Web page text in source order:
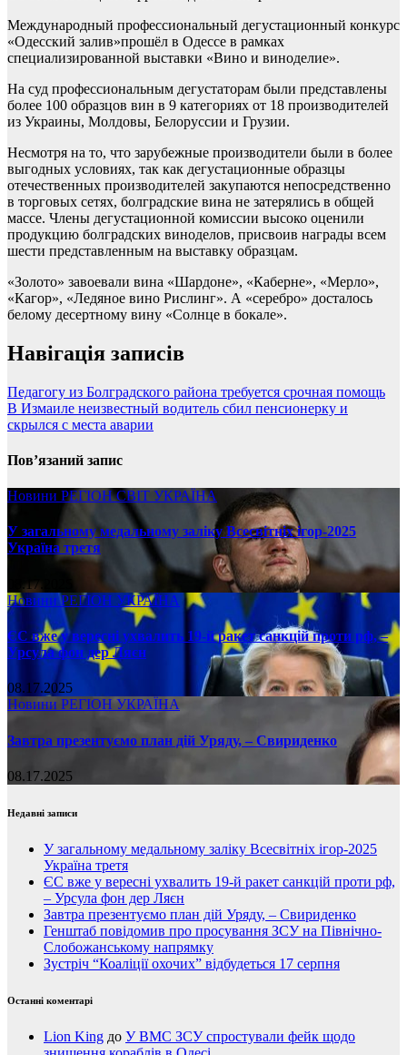
Международный профессиональный дегустационный конкурс
«Одесский залив»прошёл в Одессе в рамках
специализированной выставки «Вино и виноделие».
На суд профессиональным дегустаторам были представлены
более 100 образцов вин в 9 категориях от 18 производителей
из Украины, Молдовы, Белоруссии и Грузии.
Несмотря на то, что зарубежные производители были в более
выгодных условиях, так как дегустационные образцы
отечественных производителей закупаются непосредственно
в торговых сетях, болградские вина не затерялись в общей
массе. Члены дегустационной комиссии высоко оценили
продукцию болградских виноделов, присвоив награды всем
шести представленным на выставку образцам.
«Золото» завоевали вина «Шардоне», «Каберне», «Мерло»,
«Кагор», «Ледяное вино Рислинг». А «серебро» досталось
белому десертному вину «Солнце в бокале».
Навігація записів
Педагогу из Болградского района требуется срочная помощь
В Измаиле неизвестный водитель сбил пенсионерку и
скрылся с места аварии
Пов’язаний запис
Новини РЕГІОНСВІТ УКРАЇНА
У загальному медальному заліку Всесвітніх ігор-2025
Україна третя
08.17.2025
НовиниРЕГІОН УКРАЇНА
ЄС вже у вересні ухвалить 19-й ракет санкцій проти рф, –
Урсула фон дер Ляєн
08.17.2025
Новини РЕГІОН УКРАЇНА
Завтра презентуємо план дій Уряду, – Свириденко
08.17.2025
Недавні записи
У загальному медальному заліку Всесвітніх ігор-2025
Україна третя
ЄС вже у вересні ухвалить 19-й ракет санкцій проти рф,
– Урсула фон дер Ляєн
Завтра презентуємо план дій Уряду, – Свириденко
Генштаб повідомив про просування ЗСУ на Північно-
Слобожанському напрямку
Зустріч “Коаліції охочих” відбудеться 17 серпня
Останні коментарі
Lion King до У ВМС ЗСУ спростували фейк щодо